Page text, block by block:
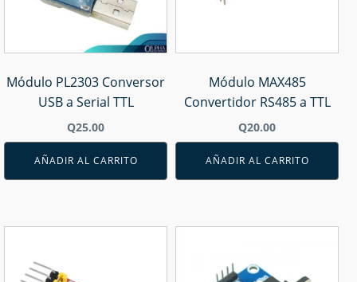
Módulo PL2303 Conversor
USB a Serial TTL
Q25.00
AÑADIR AL CARRITO
Módulo MAX485
Convertidor RS485 a TTL
Q20.00
AÑADIR AL CARRITO